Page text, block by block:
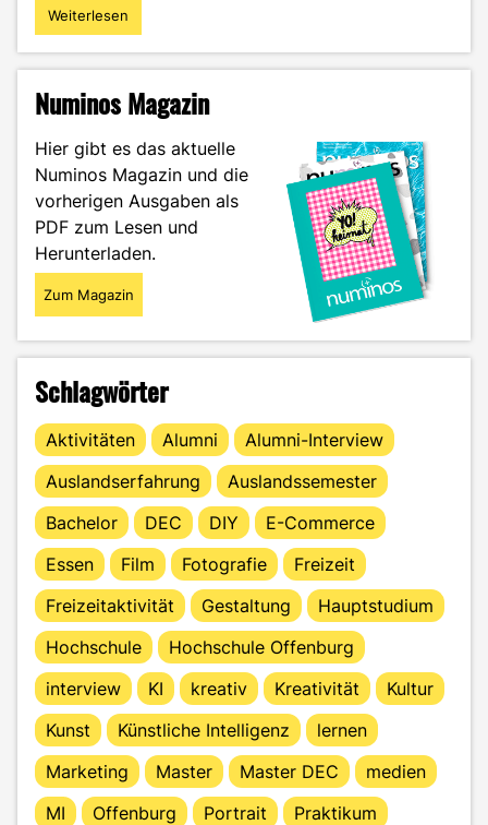
"Das
Universitätsleben
Kong:
meistere
ich
mein
Studium?"
Weiterlesen
Numinos Magazin
Hier gibt es das aktuelle
Numinos Magazin und die
vorherigen Ausgaben als
PDF zum Lesen und
Herunterladen.
Zum Magazin
Schlagwörter
Aktivitäten Alumni
Alumni-Interview
Auslandserfahrung
Auslandssemester
Bachelor
DEC DIY
E-Commerce
Essen
Film Fotografie
Freizeit
Freizeitaktivität
Gestaltung
Hauptstudium
Hochschule
Hochschule Offenburg
interview
KI kreativ Kreativität
Kultur
Kunst
Künstliche Intelligenz
lernen
Marketing
Master Master DEC
medien
MI
Offenburg Portrait
Praktikum